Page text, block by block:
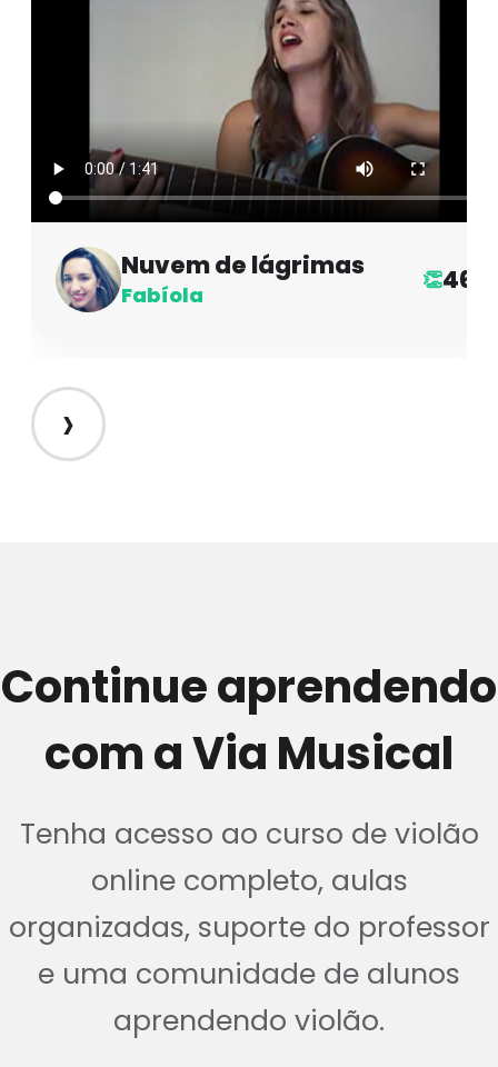
Nuvem de lágrimas
Fabíola
👏46
›
Continue aprendendo
com a Via Musical
Tenha acesso ao curso de violão
online completo, aulas
organizadas, suporte do professor
e uma comunidade de alunos
aprendendo violão.